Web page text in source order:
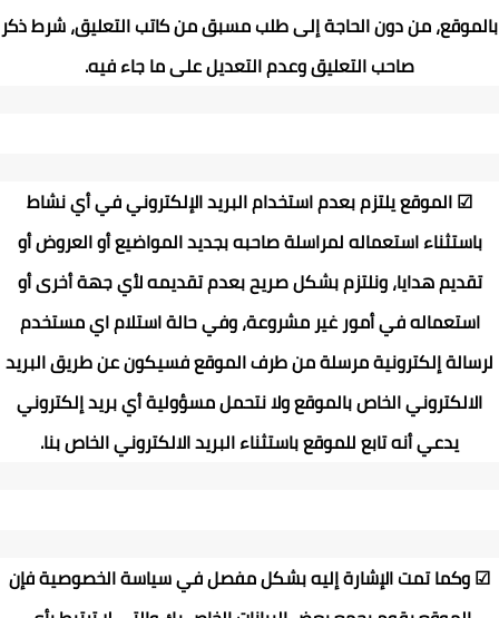
بالموقع، من دون الحاجة إلى طلب مسبق من كاتب التعليق، شرط ذكر
صاحب التعليق وعدم التعديل على ما جاء فيه.
☑الموقع يلتزم بعدم استخدام البريد الإلكتروني في أي نشاط
باستثناء استعماله لمراسلة صاحبه بجديد المواضيع أو العروض أو
تقديم هدايا، ونلتزم بشكل صريح بعدم تقديمه لأي جهة أخرى أو
استعماله في أمور غير مشروعة، وفي حالة استلام اي مستخدم
لرسالة إلكترونية مرسلة من طرف الموقع فسيكون عن طريق البريد
الالكتروني الخاص بالموقع ولا نتحمل مسؤولية أي بريد إلكتروني
يدعي أنه تابع للموقع باستثناء البريد الالكتروني الخاص بنا.
☑وكما تمت الإشارة إليه بشكل مفصل في سياسة الخصوصية فإن